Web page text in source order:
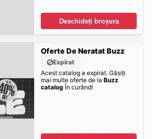
Deschideți broșura
Oferte De Neratat Buzz
Expirat
Acest catalog a expirat. Găsiți
mai multe oferte de la Buzz
catalog În curând!